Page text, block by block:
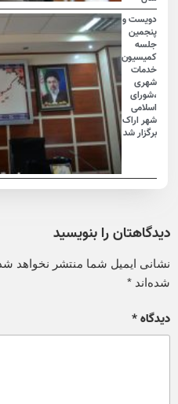
دویست و
پنجمین
جلسه
کمیسیون
خدمات
شهری
،شورای
اسلامی
شهر اراک
برگزار شد
دیدگاهتان را بنویسید
نشانی ایمیل شما منتشر نخواهد شد.
شده‌اند*
دیدگاه*